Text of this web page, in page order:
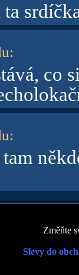
ta
:
co
:
Změňte
Slevy do